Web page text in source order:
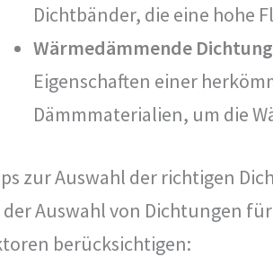
Dichtbänder, die eine hohe
Wärmedämmende
Eigenschaften einer
Dämmmaterialien, um die
zur Auswahl der richtigen
der Auswahl von Dichtungen
berücksichtigen: